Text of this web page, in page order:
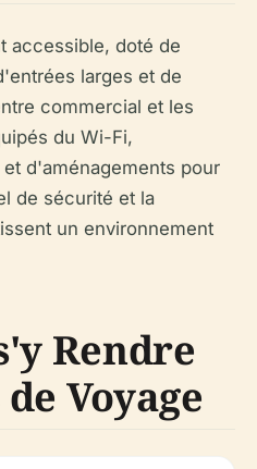
accessible, doté de
larges et de
commercial et les
du Wi-Fi,
d'aménagements pour
de sécurité et la
un environnement
Rendre
Voyage